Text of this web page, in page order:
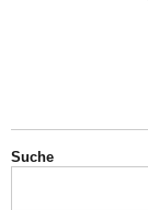
Suche